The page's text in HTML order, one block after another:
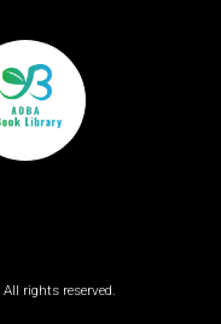
All rights reserved.